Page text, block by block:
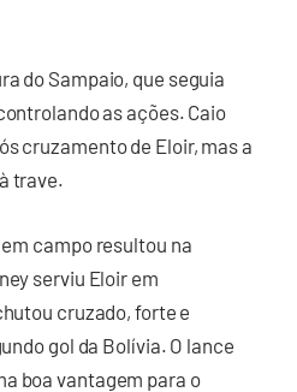
do Sampaio, que seguia
as ações. Caio
cruzamento de Eloir, mas a
trave.
campo resultou na
serviu Eloir em
cruzado, forte e
gol da Bolívia. O lance
boa vantagem para o